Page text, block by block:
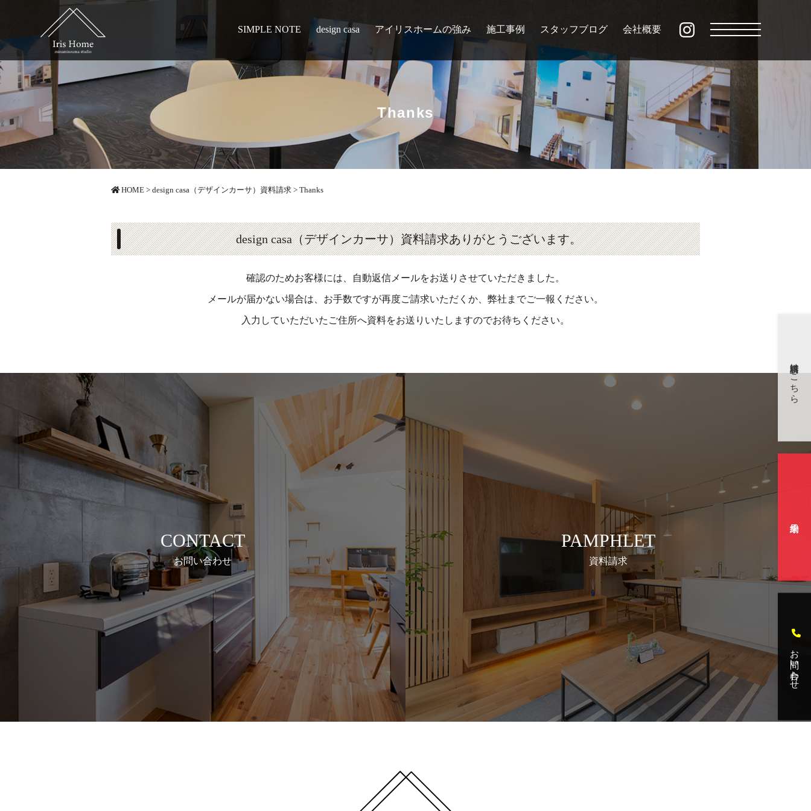
SIMPLE NOTE design casa アイリスホームの強み 施工事例 スタッフブログ 会社概要
Thanks
HOME> design casa（デザインカーサ）資料請求> Thanks
design casa（デザインカーサ）資料請求ありがとうございます。
確認のためお客様には、自動返信メールをお送りさせていただきました。
メールが届かない場合は、お手数ですが再度ご請求いただくか、弊社までご一報ください。
入力していただいたご住所へ資料をお送りいたしますのでお待ちください。
資料請求はこちら
お問い合わせ
CONTACT
お問い合わせ
PAMPHLET
資料請求